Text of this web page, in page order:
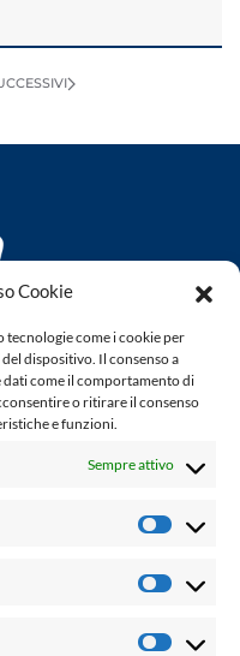
Cookie
come i cookie per
dispositivo. Il consenso a
come il comportamento di
o ritirare il consenso
e funzioni.
Sempre attivo
Luperini
testata giornalistica in
periodicità. Non può
non è responsabile per